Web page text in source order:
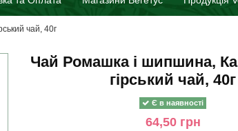
чай, 40г
Чай Ромашка і шипшина,
гірський чай, 40г
Є в наявності
64,50 грн